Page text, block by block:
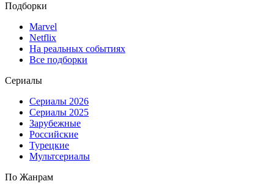
Подборки
Marvel
Netflix
На реальных событиях
Все подборки
Сериалы
Сериалы 2026
Сериалы 2025
Зарубежные
Российские
Турецкие
Мультсериалы
По Жанрам